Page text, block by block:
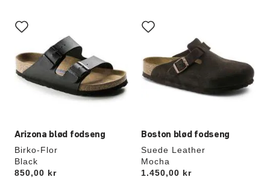
Arizona blød fodseng
Birko-Flor
Black
Price:
850,00 kr
med
prøvefarver
opdatere
produktbilledet
Boston blød fodseng
Suede Leather
Mocha
Price:
1.450,00 kr
med
prøvefarver
opdatere
produktbilledet